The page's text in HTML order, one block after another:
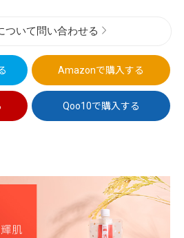
ついて問い合わせる
Amazonで購入する
Qoo10で購入する